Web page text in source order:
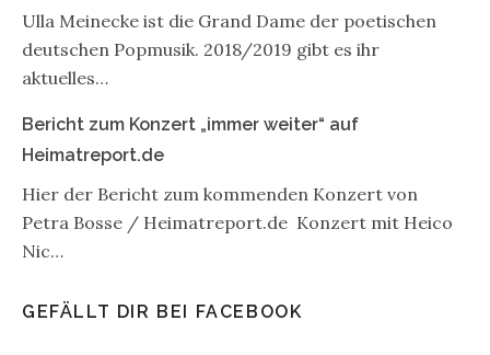
Ulla Meinecke ist die Grand Dame der poetischen
deutschen Popmusik. 2018/2019 gibt es ihr
aktuelles…
Bericht zum Konzert „immer weiter“ auf
Heimatreport.de
Hier der Bericht zum kommenden Konzert von
Petra Bosse / Heimatreport.de Konzert mit Heico
Nic…
GEFÄLLT DIR BEI FACEBOOK